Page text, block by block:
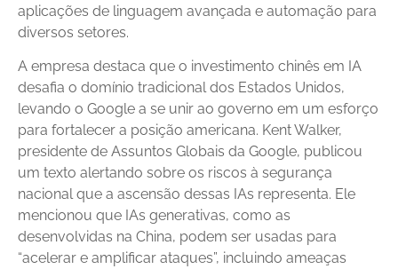
aplicações de linguagem avançada e automação para
diversos setores.
A empresa destaca que o investimento chinês em IA
desafia o domínio tradicional dos Estados Unidos,
levando o Google a se unir ao governo em um esforço
para fortalecer a posição americana. Kent Walker,
presidente de Assuntos Globais da Google, publicou
um texto alertando sobre os riscos à segurança
nacional que a ascensão dessas IAs representa. Ele
mencionou que IAs generativas, como as
desenvolvidas na China, podem ser usadas para
“acelerar e amplificar ataques”, incluindo ameaças